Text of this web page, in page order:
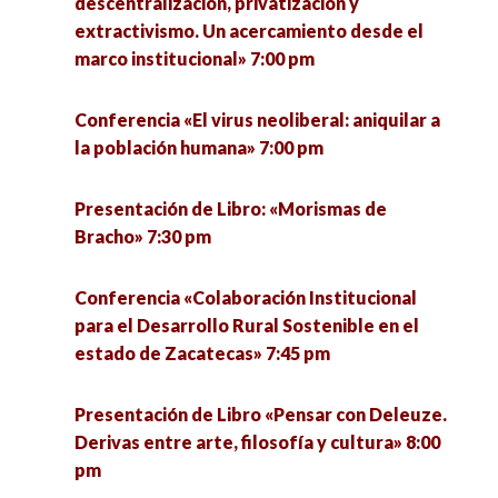
ciencia y la tecnología: Hacia la construcción del
concepto de colonialismo digital» 6:30 pm
Conferencia «Tecnología e imperialismo en la
Guerra México-Estado Unidos» 7:00 pm
Conversatorio: «Experiencias teóricas
metodológicas del proyecto Conacyt 312027,
pandemia COVID-19 en México» 7:30 pm
Conversatorio «Miradas cinematográficas al
desde el Occidente de México» 7:00 pm
Ponencia «Trabajo precario y narrativas de vida»
Conferencia: «Nuevos enfoques teóricos en el
extractivismo. Un acercamiento desde el
marco institucional» 7:00 pm
Conferencia «El virus neoliberal: aniquilar a
la población humana» 7:00 pm
Presentación de Libro: «Morismas de
Bracho» 7:30 pm
Conferencia «Colaboración Institucional
para el Desarrollo Rural Sostenible en el
estado de Zacatecas» 7:45 pm
Presentación de Libro «Pensar con Deleuze.
Derivas entre arte, filosofía y cultura» 8:00
pm